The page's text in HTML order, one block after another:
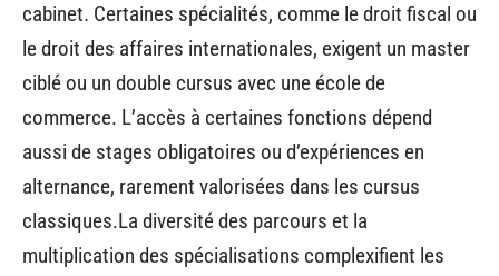
cabinet. Certaines spécialités, comme le droit fiscal ou
le droit des affaires internationales, exigent un master
ciblé ou un double cursus avec une école de
commerce. L’accès à certaines fonctions dépend
aussi de stages obligatoires ou d’expériences en
alternance, rarement valorisées dans les cursus
classiques.La diversité des parcours et la
multiplication des spécialisations complexifient les